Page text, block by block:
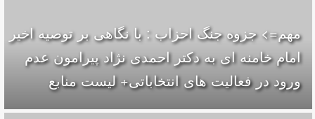
مهم=> جزوه جنگ احزاب : با نگاهی بر توصیه اخیر
امام خامنه ای به دکتر احمدی نژاد پیرامون عدم
ورود در فعالیت های انتخاباتی+ لیست منابع